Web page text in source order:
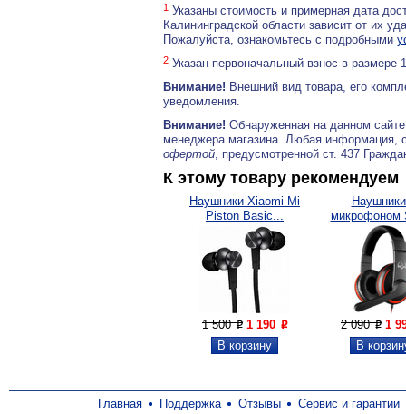
1 Указаны стоимость и примерная дата
Калининградской области зависит от их
Пожалуйста, ознакомьтесь с подробными
2 Указан первоначальный взнос в
Внимание! Внешний вид товара, его
уведомления.
Внимание! Обнаруженная на данном
менеджера магазина. Любая информация,
офертой, предусмотренной ст. 437
К этому товару рекомендуем
Наушники Xiaomi Mi
Piston Basic...
1 500P 1 190 P
микрофоном
AP-
2 090P 1
Главная Поддержка Отзывы Сервис и гарантии